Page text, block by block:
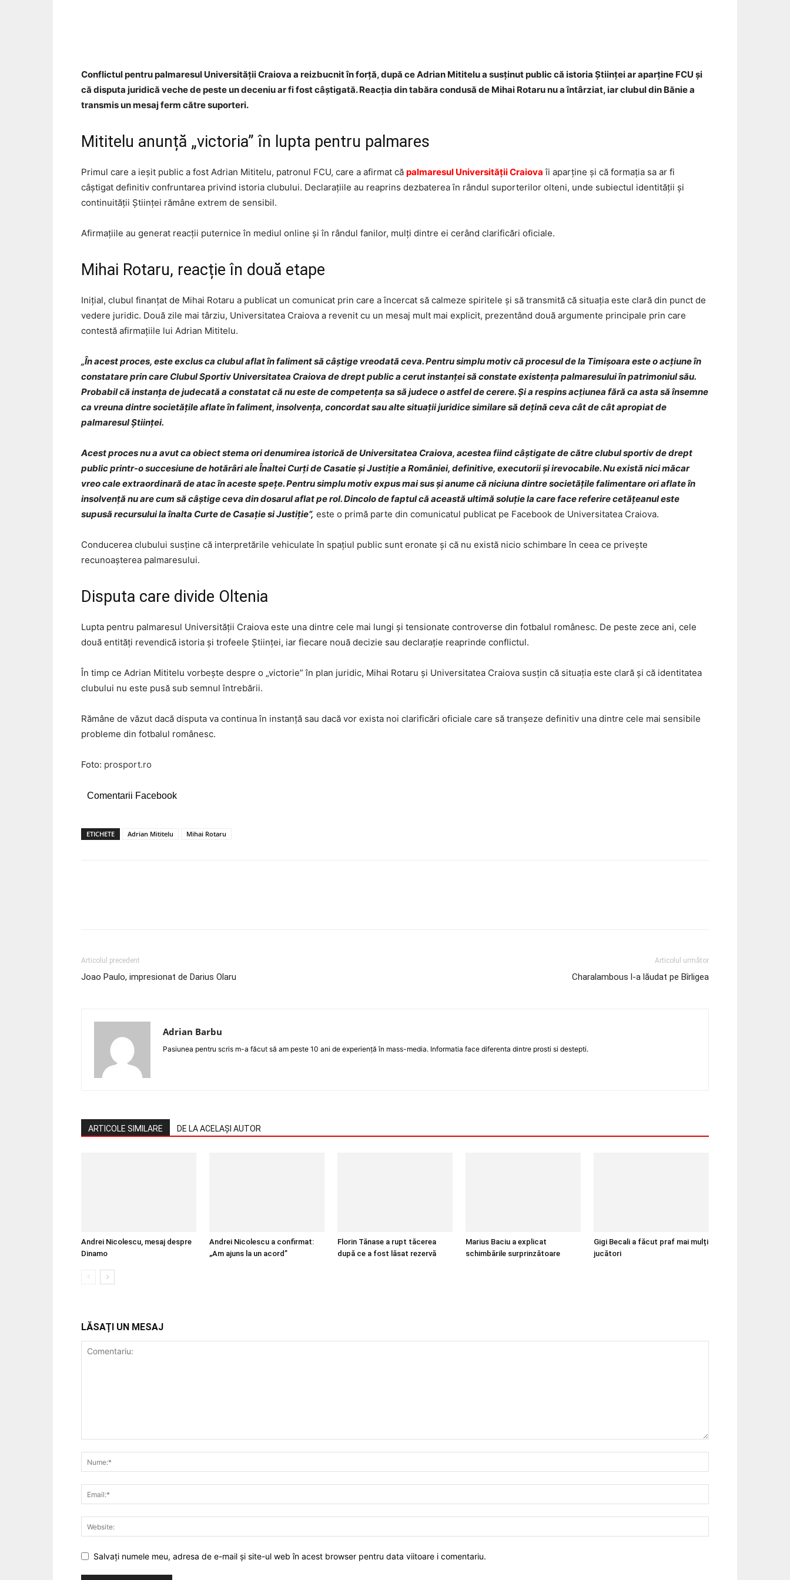
Conflictul pentru palmaresul Universității Craiova a reizbucnit în forță, după ce Adrian Mititelu a susținut public că istoria Științei ar aparține FCU și
că disputa juridică veche de peste un deceniu ar fi fost câștigată. Reacția din tabăra condusă de Mihai Rotaru nu a întârziat, iar clubul din Bănie a
transmis un mesaj ferm către suporteri.
Mititelu anunță „victoria” în lupta pentru palmares
Primul care a ieșit public a fost Adrian Mititelu, patronul FCU, care a afirmat că palmaresul Universității Craiova îi aparține și că formația sa ar fi
câștigat definitiv confruntarea privind istoria clubului. Declarațiile au reaprins dezbaterea în rândul suporterilor olteni, unde subiectul identității și
continuității Științei rămâne extrem de sensibil.
Afirmațiile au generat reacții puternice în mediul online și în rândul fanilor, mulți dintre ei cerând clarificări oficiale.
Mihai Rotaru, reacție în două etape
Inițial, clubul finanțat de Mihai Rotaru a publicat un comunicat prin care a încercat să calmeze spiritele și să transmită că situația este clară din punct de
vedere juridic. Două zile mai târziu, Universitatea Craiova a revenit cu un mesaj mult mai explicit, prezentând două argumente principale prin care
contestă afirmațiile lui Adrian Mititelu.
„În acest proces, este exclus ca clubul aflat în faliment să câștige vreodată ceva. Pentru simplu motiv că procesul de la Timișoara este o acțiune în
constatare prin care Clubul Sportiv Universitatea Craiova de drept public a cerut instanței să constate existența palmaresului în patrimoniul său.
Probabil că instanța de judecată a constatat că nu este de competența sa să judece o astfel de cerere. Și a respins acțiunea fără ca asta să însemne
ca vreuna dintre societățile aflate în faliment, insolvența, concordat sau alte situații juridice similare să dețină ceva cât de cât apropiat de
palmaresul Științei.
Acest proces nu a avut ca obiect stema ori denumirea istorică de Universitatea Craiova, acestea fiind câștigate de către clubul sportiv de drept
public printr-o succesiune de hotărâri ale Înaltei Curți de Casatie și Justiție a României, definitive, executorii și irevocabile. Nu există nici măcar
vreo cale extraordinară de atac în aceste spețe. Pentru simplu motiv expus mai sus și anume că niciuna dintre societățile falimentare ori aflate în
insolvență nu are cum să câștige ceva din dosarul aflat pe rol. Dincolo de faptul că această ultimă soluție la care face referire cetățeanul este
supusă recursului la înalta Curte de Casație si Justiție”, este o primă parte din comunicatul publicat pe Facebook de Universitatea Craiova.
Conducerea clubului susține că interpretările vehiculate în spațiul public sunt eronate și că nu există nicio schimbare în ceea ce privește
recunoașterea palmaresului.
Disputa care divide Oltenia
Lupta pentru palmaresul Universității Craiova este una dintre cele mai lungi și tensionate controverse din fotbalul românesc. De peste zece ani, cele
două entități revendică istoria și trofeele Științei, iar fiecare nouă decizie sau declarație reaprinde conflictul.
În timp ce Adrian Mititelu vorbește despre o „victorie” în plan juridic, Mihai Rotaru și Universitatea Craiova susțin că situația este clară și că identitatea
clubului nu este pusă sub semnul întrebării.
Rămâne de văzut dacă disputa va continua în instanță sau dacă vor exista noi clarificări oficiale care să tranșeze definitiv una dintre cele mai sensibile
probleme din fotbalul românesc.
Foto: prosport.ro
Comentarii Facebook
ETICHETE Adrian Mititelu Mihai Rotaru
Articolul precedent
Joao Paulo, impresionat de Darius Olaru
Articolul următor
Charalambous l-a lăudat pe Bîrligea
Adrian Barbu
Pasiunea pentru scris m-a făcut să am peste 10 ani de experiență în mass-media. Informatia face diferenta dintre prosti si destepti.
ARTICOLE SIMILARE DE LA ACELAȘI AUTOR
Andrei Nicolescu, mesaj despre
Dinamo
Andrei Nicolescu a confirmat:
„Am ajuns la un acord”
Florin Tănase a rupt tăcerea
după ce a fost lăsat rezervă
Marius Baciu a explicat
schimbările surprinzătoare
Gigi Becali a făcut praf mai mulți
jucători
LĂSAȚI UN MESAJ
Salvați numele meu, adresa de e-mail și site-ul web în acest browser pentru data viitoare i comentariu.